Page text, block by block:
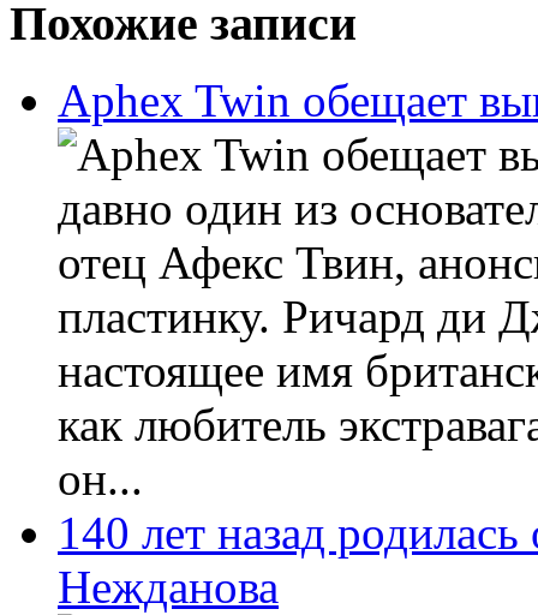
Похожие записи
Aphex Twin обещает
давно один из
отец Афекс Твин,
пластинку. Ричард ди
настоящее имя
как любитель
он...
140 лет назад
Нежданова